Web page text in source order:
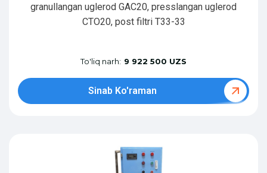
granullangan uglerod GAC20, presslangan uglerod
CTO20, post filtri T33-33
To'liq narh: 9 922 500 UZS
Sinab Ko'raman